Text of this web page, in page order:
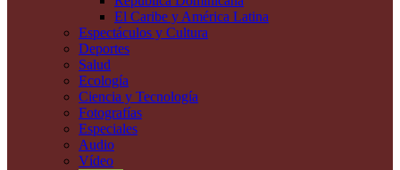
El Caribe y América Latina
Espectáculos y Cultura
Deportes
Salud
Ecología
Ciencia y Tecnología
Fotografías
Especiales
Audio
Vídeo